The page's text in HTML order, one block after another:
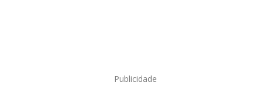
Publicidade